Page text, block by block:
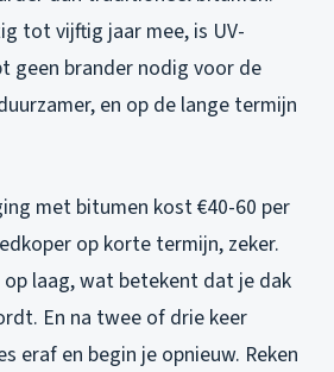
tot vijftig jaar mee, is UV-
geen brander nodig voor de
en op de lange termijn
met bitumen kost €40-60 per
op korte termijn, zeker.
laag, wat betekent dat je dak
En na twee of drie keer
eraf en begin je opnieuw. Reken